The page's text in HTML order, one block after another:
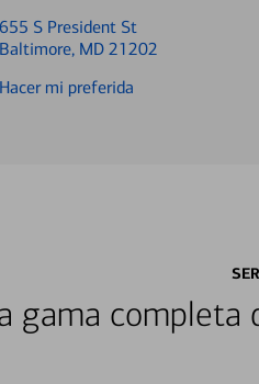
Get
directions
655 S President St
Baltimore, MD 21202
Hacer mi preferida
gama